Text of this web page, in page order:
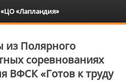
Полярного
соревнованиях
ВФСК «Готов к труду
«Лапландия»